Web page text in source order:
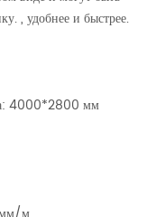
, удобнее и быстрее.
4000*2800 мм